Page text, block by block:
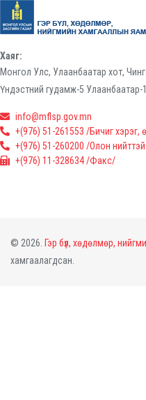
Хаяг:
Монгол Улс, Улаанбаатар хот,
Үндэстний гудамж-5 Улаанбаатар-
info@mflsp.gov.mn
+(976) 51-261553 /Бичиг хэрэг,
+(976) 51-260200 /Олон
+(976) 11-328634 /Факс/
© 2026. Гэр бүл, хөдөлмөр,
хамгаалагдсан.